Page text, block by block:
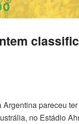
pareceu
no Estádio